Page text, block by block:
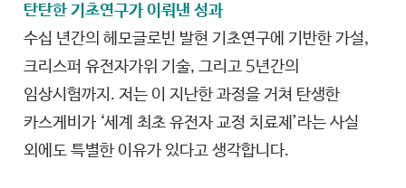
탄탄한 기초연구가 이뤄낸 성과
수십 년간의 헤모글로빈 발현 기초연구에 기반한 가설,
크리스퍼 유전자가위 기술, 그리고 5년간의
임상시험까지. 저는 이 지난한 과정을 거쳐 탄생한
카스게비가 ‘세계 최초 유전자 교정 치료제’라는 사실
외에도 특별한 이유가 있다고 생각합니다.